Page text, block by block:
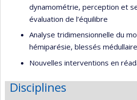
dynamométrie, perception et
évaluation de l’équilibre
Analyse tridimensionnelle du
hémiparésie, blessés
Nouvelles interventions en
Disciplines